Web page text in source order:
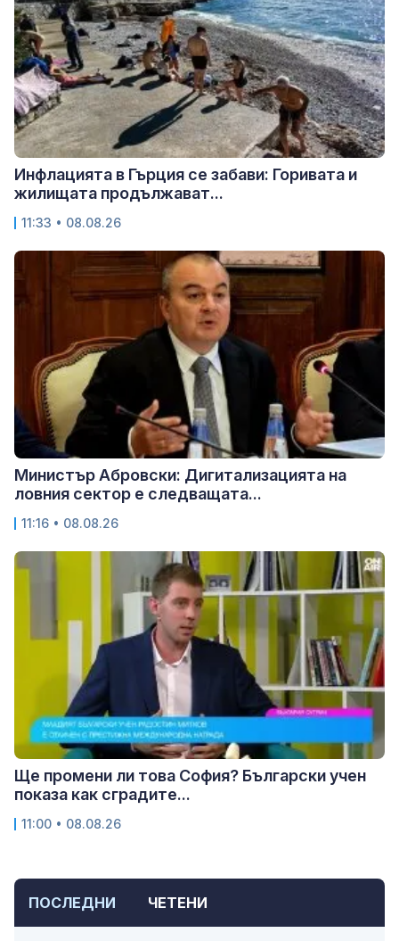
ПОСЛЕДНИ ЧЕТЕНИ
Инфлацията в Гърция се забави: Горивата и
жилищата продължават...
11:33 • 08.08.26
Министър Абровски: Дигитализацията на
ловния сектор е следващата...
11:16 • 08.08.26
Ще промени ли това София? Български учен
показа как сградите...
11:00 • 08.08.26